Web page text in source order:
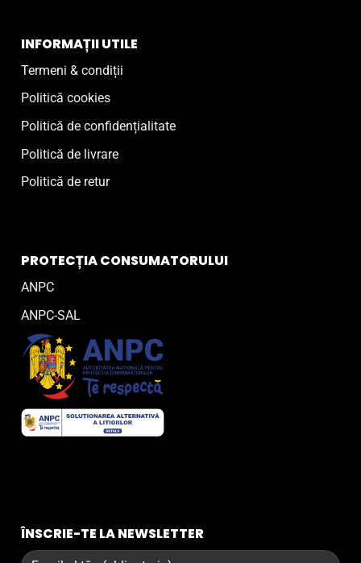
INFORMAȚII UTILE
Termeni & condiții
Politică cookies
Politică de confidențialitate
Politică de livrare
Politică de retur
PROTECȚIA CONSUMATORULUI
ANPC
ANPC-SAL
ÎNSCRIE-TE LA NEWSLETTER